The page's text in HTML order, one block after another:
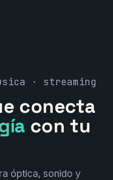
· streaming
conecta
con tu
óptica, sonido y